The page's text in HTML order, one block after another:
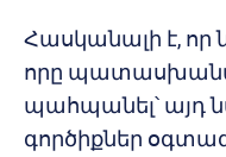
Հասկանալի է, որ
որը
պահպանել՝
գործիքներ